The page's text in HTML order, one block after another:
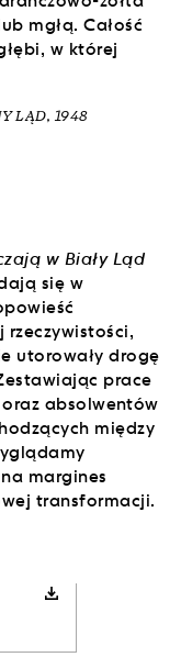
LĄD, 1948
w Biały Ląd
się w
utorowały drogę
prace
absolwentów
między
margines
transformacji.